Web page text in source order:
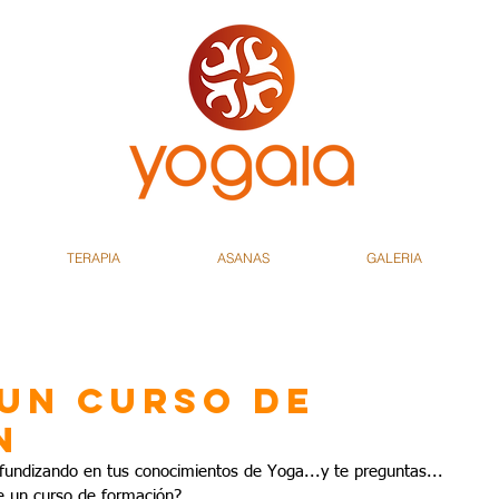
TERAPIA ASANAS GALERIA
curso de
en tus conocimientos de Yoga...y te preguntas...